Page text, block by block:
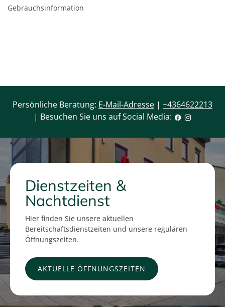
Gebrauchsinformation
Persönliche Beratung: E-Mail-Adresse | +4364622213
| Besuchen Sie uns auf Social Media:
Dienstzeiten &
Nachtdienst
Hier finden Sie unsere aktuellen
Bereitschaftsdienstzeiten und unsere regulären
Öffnungszeiten.
AKTUELLE ÖFFNUNGSZEITEN